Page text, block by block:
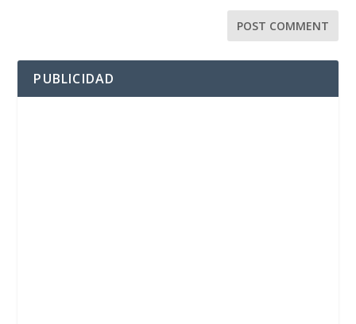
PUBLICIDAD